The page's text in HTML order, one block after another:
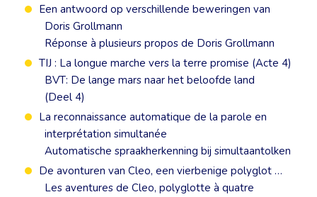
Een antwoord op verschillende beweringen van
Doris Grollmann
Réponse à plusieurs propos de Doris Grollmann
TIJ : La longue marche vers la terre promise (Acte 4)
BVT: De lange mars naar het beloofde land
(Deel 4)
La reconnaissance automatique de la parole en
interprétation simultanée
Automatische spraakherkenning bij simultaantolken
De avonturen van Cleo, een vierbenige polyglot …
Les aventures de Cleo, polyglotte à quatre